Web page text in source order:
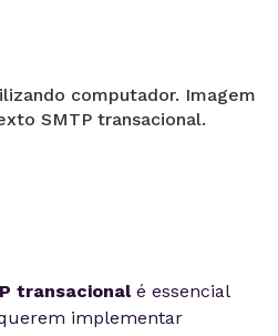
transacionalé essencial
implementar